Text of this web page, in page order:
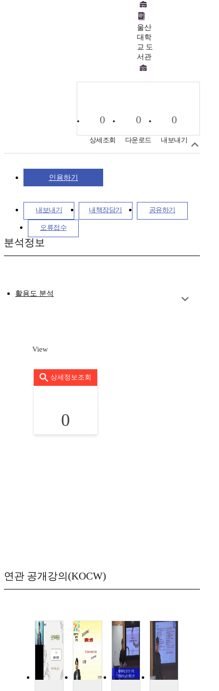
울산
대학
교 도
서관
0
상세조회
0
다운로드
0
내보내기
인용하기
내보내기 내책장담기 공유하기
오류접수
분석정보
활용도 분석
View
상세정보조회
0
연관 공개강의(KOCW)